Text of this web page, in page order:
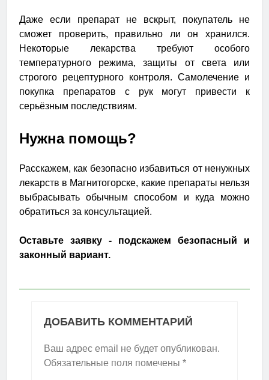
Даже если препарат не вскрыт, покупатель не
сможет проверить, правильно ли он хранился.
Некоторые лекарства требуют особого
температурного режима, защиты от света или
строгого рецептурного контроля. Самолечение и
покупка препаратов с рук могут привести к
серьёзным последствиям.
Нужна помощь?
Расскажем, как безопасно избавиться от ненужных
лекарств в Магнитогорске, какие препараты нельзя
выбрасывать обычным способом и куда можно
обратиться за консультацией.
Оставьте заявку - подскажем безопасный и
законный вариант.
ДОБАВИТЬ КОММЕНТАРИЙ
Ваш адрес email не будет опубликован.
Обязательные поля помечены *